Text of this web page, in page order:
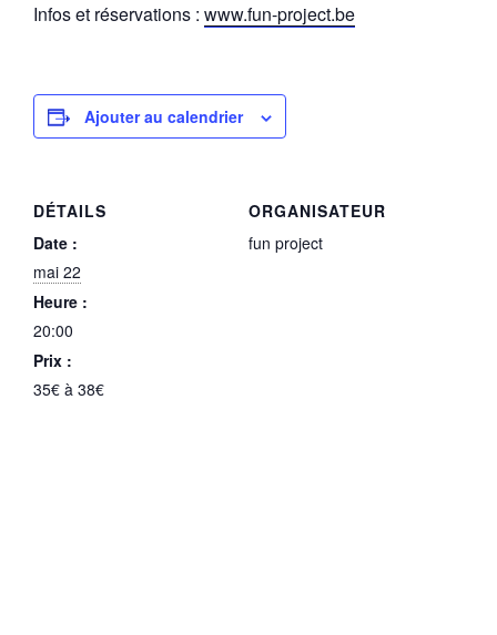
Infos et réservations : www.fun-project.be
Ajouter au calendrier
DÉTAILS
Date :
mai 22
Heure :
20:00
Prix :
35€ à 38€
ORGANISATEUR
fun project